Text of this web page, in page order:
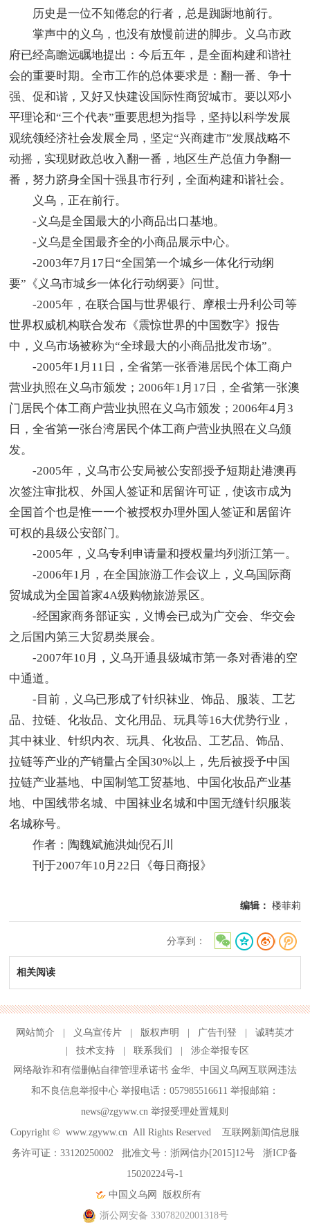
历史是一位不知倦怠的行者，总是踟蹰地前行。
掌声中的义乌，也没有放慢前进的脚步。义乌市政
府已经高瞻远瞩地提出：今后五年，是全面构建和谐社
会的重要时期。全市工作的总体要求是：翻一番、争十
强、促和谐，又好又快建设国际性商贸城市。要以邓小
平理论和“三个代表”重要思想为指导，坚持以科学发展
观统领经济社会发展全局，坚定“兴商建市”发展战略不
动摇，实现财政总收入翻一番，地区生产总值力争翻一
番，努力跻身全国十强县市行列，全面构建和谐社会。
义乌，正在前行。
-义乌是全国最大的小商品出口基地。
-义乌是全国最齐全的小商品展示中心。
-2003年7月17日“全国第一个城乡一体化行动纲
要”《义乌市城乡一体化行动纲要》问世。
-2005年，在联合国与世界银行、摩根士丹利公司等
世界权威机构联合发布《震惊世界的中国数字》报告
中，义乌市场被称为“全球最大的小商品批发市场”。
-2005年1月11日，全省第一张香港居民个体工商户
营业执照在义乌市颁发；2006年1月17日，全省第一张澳
门居民个体工商户营业执照在义乌市颁发；2006年4月3
日，全省第一张台湾居民个体工商户营业执照在义乌颁
发。
-2005年，义乌市公安局被公安部授予短期赴港澳再
次签注审批权、外国人签证和居留许可证，使该市成为
全国首个也是惟一一个被授权办理外国人签证和居留许
可权的县级公安部门。
-2005年，义乌专利申请量和授权量均列浙江第一。
-2006年1月，在全国旅游工作会议上，义乌国际商
贸城成为全国首家4A级购物旅游景区。
-经国家商务部证实，义博会已成为广交会、华交会
之后国内第三大贸易类展会。
-2007年10月，义乌开通县级城市第一条对香港的空
中通道。
-目前，义乌已形成了针织袜业、饰品、服装、工艺
品、拉链、化妆品、文化用品、玩具等16大优势行业，
其中袜业、针织内衣、玩具、化妆品、工艺品、饰品、
拉链等产业的产销量占全国30%以上，先后被授予中国
拉链产业基地、中国制笔工贸基地、中国化妆品产业基
地、中国线带名城、中国袜业名城和中国无缝针织服装
名城称号。
作者：陶魏斌施洪灿倪石川
刊于2007年10月22日《每日商报》
编辑： 楼菲莉
分享到：
相关阅读
网站简介 义乌宣传片 版权声明 广告刊登
诚聘英才
技术支持 联系我们
涉企举报专区
网络敲诈和有偿删帖自律管理承诺书 金华、 中国义乌网互联网违法
和不良信息举报中心举报电话：057985516611 举报邮箱：
news@zgyww.cn举报受理处置规则
Copyright © www.zgyww.cnAll Rights Reserved 互联网新闻信息服
务许可证：33120250002 批准文号：浙网信办[2015]12号浙ICP备
15020224号-1
中国义乌网
版权所有
浙公网安备 33078202001318号